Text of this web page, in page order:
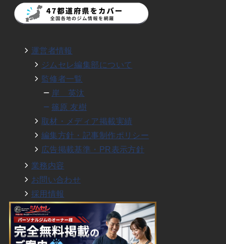
運営者情報
ジムセレ編集部について
監修者一覧
岸 英汰
篠原 友樹
取材・メディア掲載実績
編集方針・記事制作ポリシー
広告掲載基準・PR表示方針
業務内容
お問い合わせ
採用情報